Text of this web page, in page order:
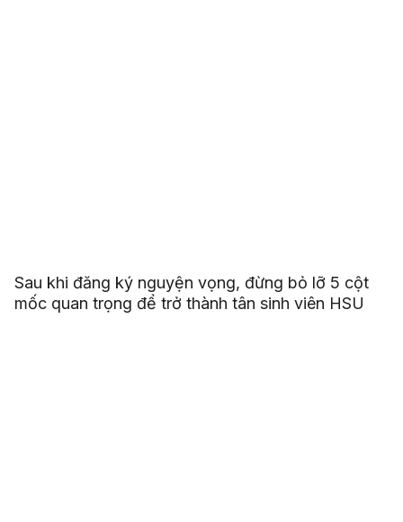
Sau khi đăng ký nguyện vọng, đừng bỏ lỡ 5 cột
mốc quan trọng để trở thành tân sinh viên HSU